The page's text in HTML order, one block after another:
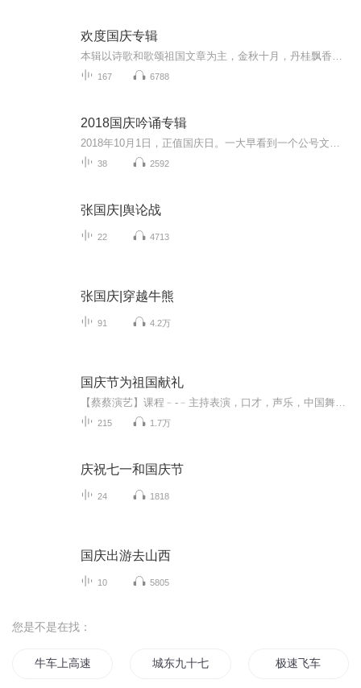
欢度国庆专辑
167 6788
2018国庆吟诵专辑
38 2592
张国庆|舆论战
22 4713
张国庆|穿越牛熊
91 4.2万
国庆节为祖国献礼
215 1.7万
庆祝七一和国庆节
24 1818
国庆出游去山西
10 5805
您是不是在找：
牛车上高速 城东九十七号 极速飞车